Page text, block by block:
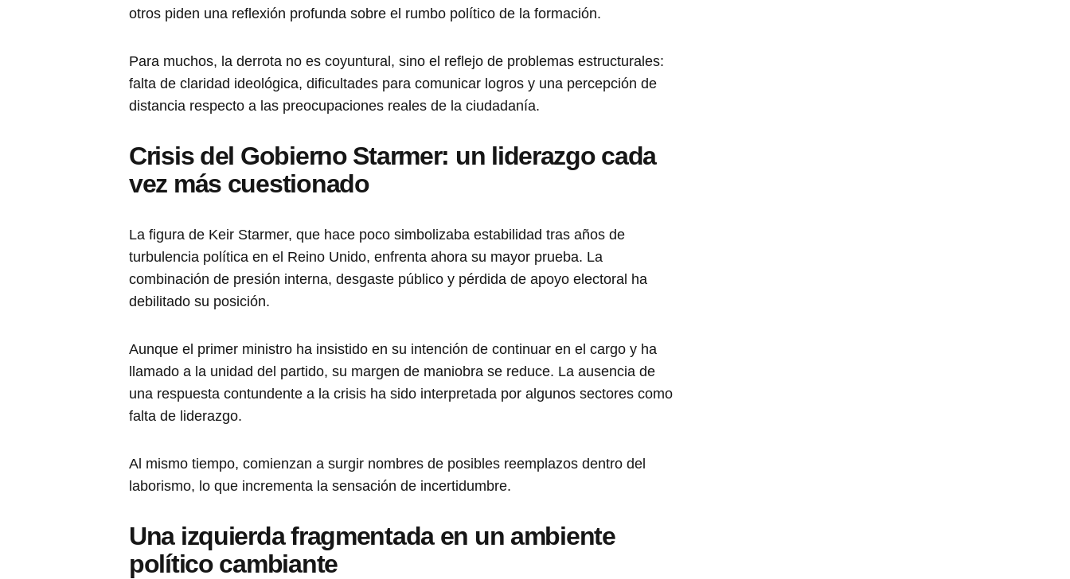
otros piden una reflexión profunda sobre el rumbo político de la formación.
Para muchos, la derrota no es coyuntural, sino el reflejo de problemas estructurales:
falta de claridad ideológica, dificultades para comunicar logros y una percepción de
distancia respecto a las preocupaciones reales de la ciudadanía.
Crisis del Gobierno Starmer: un liderazgo cada
vez más cuestionado
La figura de Keir Starmer, que hace poco simbolizaba estabilidad tras años de
turbulencia política en el Reino Unido, enfrenta ahora su mayor prueba. La
combinación de presión interna, desgaste público y pérdida de apoyo electoral ha
debilitado su posición.
Aunque el primer ministro ha insistido en su intención de continuar en el cargo y ha
llamado a la unidad del partido, su margen de maniobra se reduce. La ausencia de
una respuesta contundente a la crisis ha sido interpretada por algunos sectores como
falta de liderazgo.
Al mismo tiempo, comienzan a surgir nombres de posibles reemplazos dentro del
laborismo, lo que incrementa la sensación de incertidumbre.
Una izquierda fragmentada en un ambiente
político cambiante